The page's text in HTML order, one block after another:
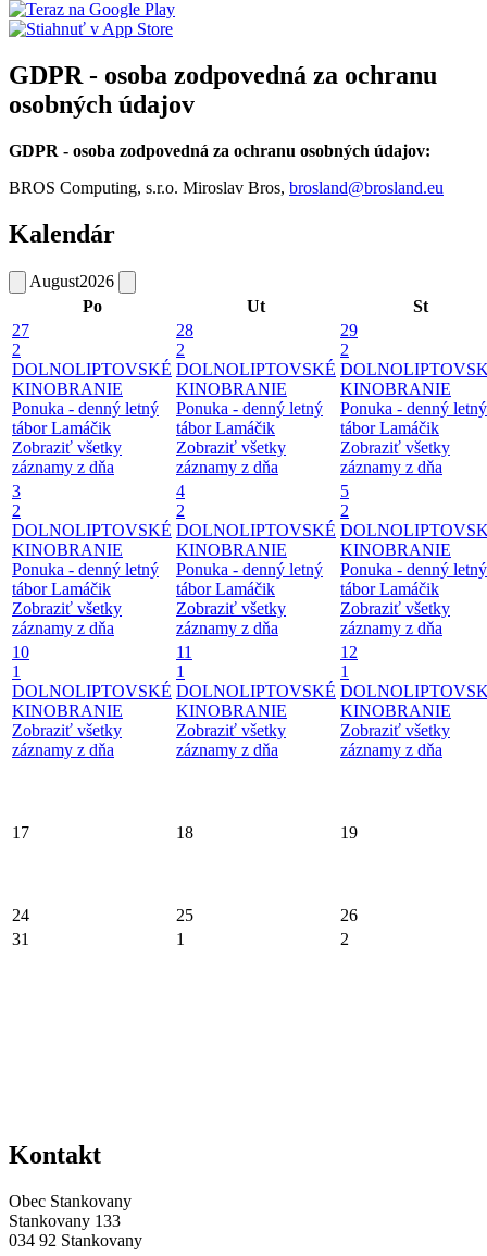
GDPR - osoba zodpovedná za ochranu
osobných údajov
GDPR - osoba zodpovedná za ochranu osobných údajov:
BROS Computing, s.r.o. Miroslav Bros, brosland@brosland.eu
Kalendár
August2026
Po
Ut
St
27
2
DOLNOLIPTOVSKÉ
KINOBRANIE
Ponuka - denný letný
tábor Lamáčik
Zobraziť všetky
záznamy z dňa
28
2
DOLNOLIPTOVSKÉ
KINOBRANIE
Ponuka - denný letný
tábor Lamáčik
Zobraziť všetky
záznamy z dňa
29
2
KINOBRANIE
Ponuka - denný letný
tábor Lamáčik
Zobraziť všetky
záznamy z dňa
3
2
DOLNOLIPTOVSKÉ
KINOBRANIE
Ponuka - denný letný
tábor Lamáčik
Zobraziť všetky
záznamy z dňa
4
2
DOLNOLIPTOVSKÉ
KINOBRANIE
Ponuka - denný letný
tábor Lamáčik
Zobraziť všetky
záznamy z dňa
5
2
KINOBRANIE
Ponuka - denný letný
tábor Lamáčik
Zobraziť všetky
záznamy z dňa
10
1
DOLNOLIPTOVSKÉ
KINOBRANIE
Zobraziť všetky
záznamy z dňa
11
1
DOLNOLIPTOVSKÉ
KINOBRANIE
Zobraziť všetky
záznamy z dňa
12
1
KINOBRANIE
Zobraziť všetky
záznamy z dňa
17 18 19
24 25
26
31
1 2
Kontakt
Obec Stankovany
Stankovany 133
034 92 Stankovany